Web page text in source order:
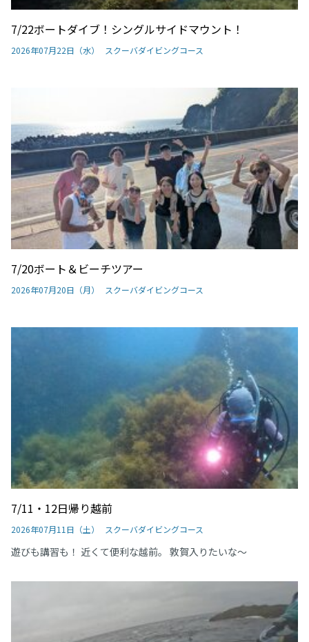
7/22ボートダイブ！シングルサイドマウント！
2026年07月22日（水） スクーバダイビングコース
7/20ボート＆ビーチツアー
2026年07月20日（月） スクーバダイビングコース
7/11・12日帰り越前
2026年07月11日（土） スクーバダイビングコース
遊びも講習も！ 近くて便利な越前。 敦賀入りたいな～